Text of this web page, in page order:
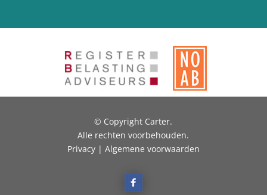
© Copyright Carter.
Alle rechten voorbehouden.
Privacy | Algemene voorwaarden